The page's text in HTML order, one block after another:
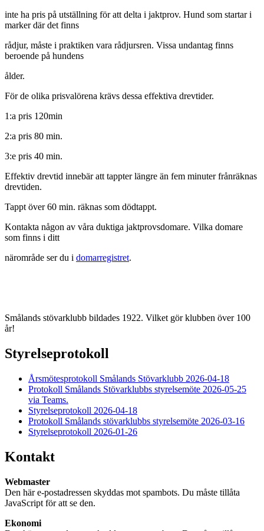
inte ha pris på utställning för att delta i jaktprov. Hund som startar i
marker där det finns
rådjur, måste i praktiken vara rådjursren. Vissa undantag finns
beroende på hundens
ålder.
För de olika prisvalörena krävs dessa effektiva drevtider.
1:a pris 120min
2:a pris 80 min.
3:e pris 40 min.
Effektiv drevtid innebär att tappter längre än fem minuter frånräknas
drevtiden.
Tappt över 60 min. räknas som dödtappt.
Kontakta någon av våra duktiga jaktprovsdomare. Vilka domare
som finns i ditt
närområde ser du i domarregistret.
Smålands stövarklubb bildades 1922. Vilket gör klubben över 100
år!
Styrelseprotokoll
Årsmötesprotokoll Smålands Stövarklubb 2026-04-18
Protokoll Smålands Stövarklubbs styrelsemöte 2026-05-25
via Teams.
Styrelseprotokoll 2026-04-18
Protokoll Smålands stövarklubbs styrelsemöte 2026-03-16
Styrelseprotokoll 2026-01-26
Kontakt
Webmaster
Den här e-postadressen skyddas mot spambots. Du måste tillåta
JavaScript för att se den.
Ekonomi